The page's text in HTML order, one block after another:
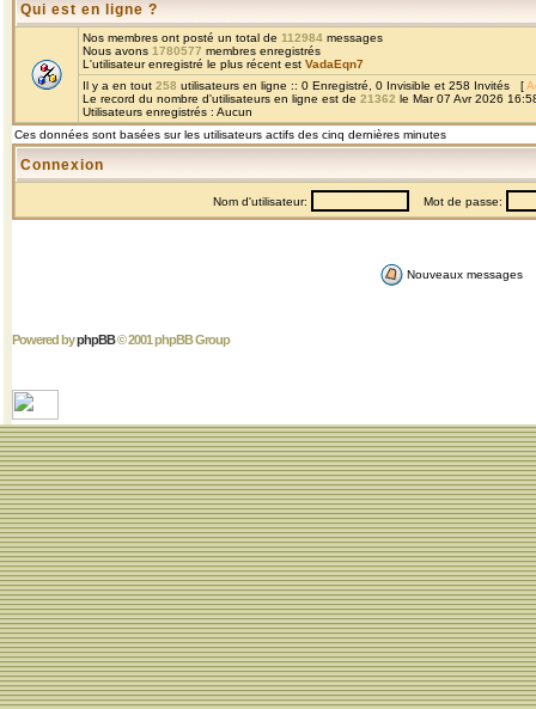
Qui est en ligne ?
Nos membres ont posté un total de 112984 messages
Nous avons 1780577 membres enregistrés
L'utilisateur enregistré le plus récent est VadaEqn7
Il y a en tout 258 utilisateurs en ligne :: 0 Enregistré, 0 Invisible et 258 Invités [
Le record du nombre d'utilisateurs en ligne est de 21362 le Mar 07 Avr 2026
Utilisateurs enregistrés : Aucun
Ces données sont basées sur les utilisateurs actifs des cinq dernières minutes
Connexion
Nom d'utilisateur: Mot de passe:
Nouveaux messages
Powered byphpBB© 2001 phpBB Group